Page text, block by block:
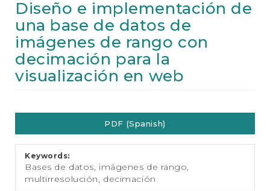
n
C
o
n
t
e
n
d
e
Diseño e implementación de
una base de datos de
imágenes de rango con
decimación para la
visualización en web
Article
Sidebar
PDF (Spanish)
Keywords:
Bases de datos, imágenes de rango,
multirresolución, decimación